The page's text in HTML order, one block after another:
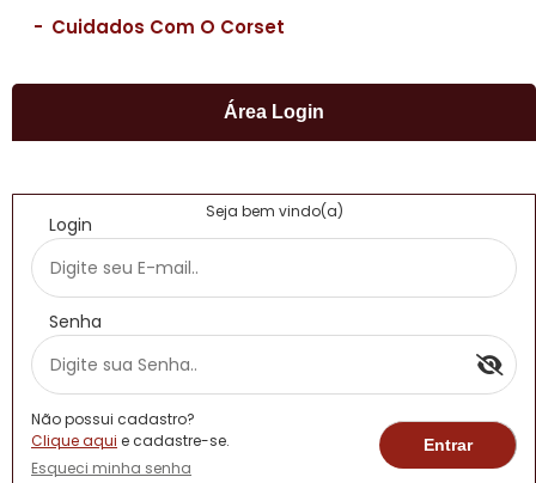
- Cuidados Com O Corset
Área Login
Seja bem vindo(a)
Login
Senha
Não possui cadastro?
Clique aqui e cadastre-se.
Esqueci minha senha